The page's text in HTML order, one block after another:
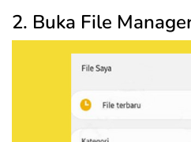
2. Buka File